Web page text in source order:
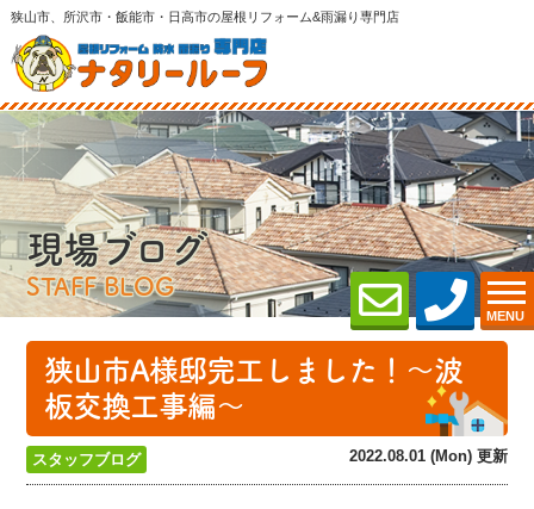
狭山市、所沢市・飯能市・日高市の屋根リフォーム&雨漏り専門店
MENU
現場ブログ
STAFF BLOG
狭山市A様邸完工しました！～波
板交換工事編～
スタッフブログ 2022.08.01 (Mon) 更新